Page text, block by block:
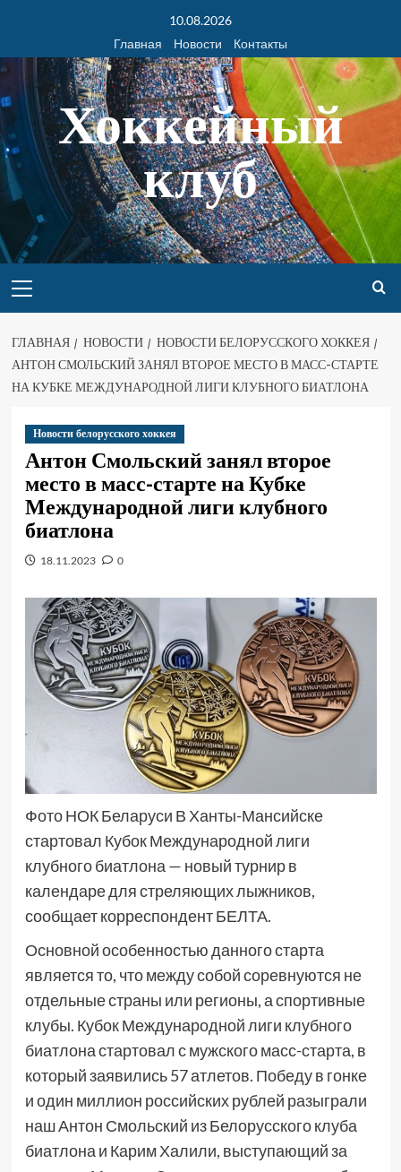
10.08.2026
Главная
Новости Контакты
Хоккейный
клуб
ГЛАВНАЯ НОВОСТИ
НОВОСТИ БЕЛОРУССКОГО ХОККЕЯ
АНТОН СМОЛЬСКИЙ ЗАНЯЛ ВТОРОЕ МЕСТО В МАСС-СТАРТЕ
НА КУБКЕ МЕЖДУНАРОДНОЙ ЛИГИ КЛУБНОГО БИАТЛОНА
Новости белорусского хоккея
Антон Смольский занял второе
место в масс-старте на Кубке
Международной лиги клубного
биатлона
18.11.2023 0
Фото НОК Беларуси В Ханты-Мансийске
стартовал Кубок Международной лиги
клубного биатлона — новый турнир в
календаре для стреляющих лыжников,
сообщает корреспондент БЕЛТА.
Основной особенностью данного старта
является то, что между собой соревнуются не
отдельные страны или регионы, а спортивные
клубы. Кубок Международной лиги клубного
биатлона стартовал с мужского масс-старта, в
который заявились 57 атлетов. Победу в гонке
и один миллион российских рублей разыграли
наш Антон Смольский из Белорусского клуба
биатлона и Карим Халили, выступающий за